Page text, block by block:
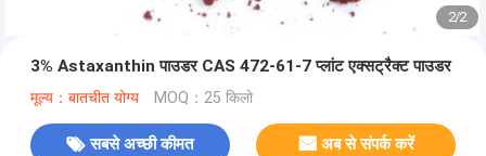
2/2
3% Astaxanthin पाउडर CAS 472-61-7 प्लांट एक्सट्रैक्ट पाउडर
मूल्य：बातचीत योग्य MOQ：25 किलो
सबसे अच्छी कीमत अब से संपर्क करें